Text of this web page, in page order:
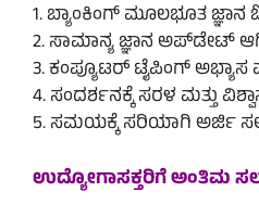
1. ಬ್ಯಾಂಕಿಂಗ್ ಮೂಲಭೂತ ಜ್ಞಾನ
2. ಸಾಮಾನ್ಯ ಜ್ಞಾನ ಅಪ್‌ಡೇಟ್
3. ಕಂಪ್ಯೂಟರ್ ಟೈಪಿಂಗ್
4. ಸಂದರ್ಶನಕ್ಕೆ ಸರಳ ಮತ್ತು
5. ಸಮಯಕ್ಕೆ ಸರಿಯಾಗಿ ಅರ್ಜಿ
ಉದ್ಯೋಗಾಸಕ್ತರಿಗೆ ಅಂತಿಮ